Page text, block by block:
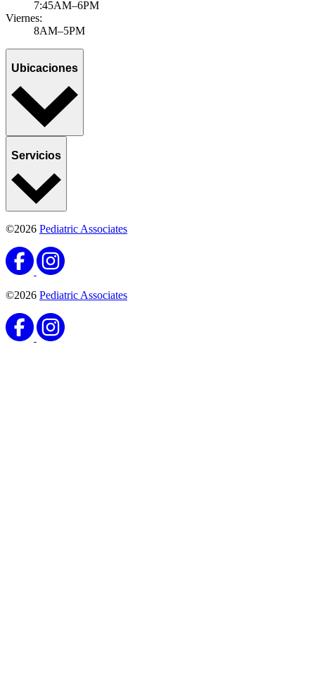
7:45AM–6PM
Viernes:
8AM–5PM
Ubicaciones
Servicios
©2026 Pediatric Associates
©2026 Pediatric Associates